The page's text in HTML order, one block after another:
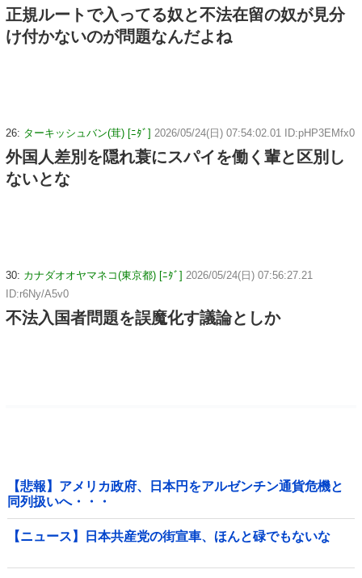
正規ルートで入ってる奴と不法在留の奴が見分
け付かないのが問題なんだよね
26: ターキッシュバン(茸) [ﾆﾀﾞ] 2026/05/24(日) 07:54:02.01 ID:pHP3EMfx0
外国人差別を隠れ蓑にスパイを働く輩と区別し
ないとな
30: カナダオオヤマネコ(東京都) [ﾆﾀﾞ] 2026/05/24(日) 07:56:27.21
ID:r6Ny/A5v0
不法入国者問題を誤魔化す議論としか
【悲報】アメリカ政府、日本円をアルゼンチン通貨危機と
同列扱いへ・・・
【ニュース】日本共産党の街宣車、ほんと碌でもないな